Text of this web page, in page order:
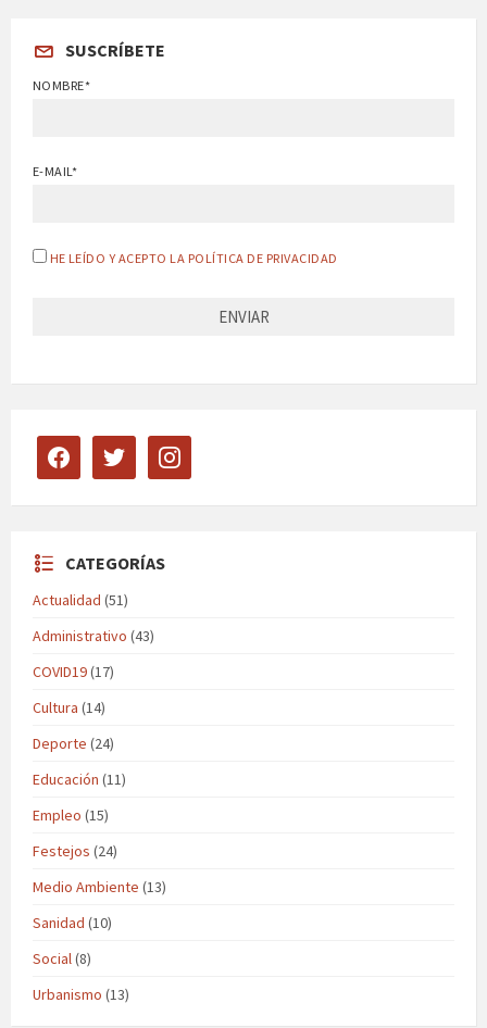
SUSCRÍBETE
NOMBRE*
E-MAIL*
HE LEÍDO Y ACEPTO LA POLÍTICA DE PRIVACIDAD
facebook twitter instagram
CATEGORÍAS
Actualidad (51)
Administrativo (43)
COVID19(17)
Cultura (14)
Deporte (24)
Educación (11)
Empleo (15)
Festejos (24)
Medio Ambiente (13)
Sanidad (10)
Social(8)
Urbanismo (13)